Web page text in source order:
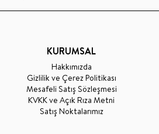
KURUMSAL
Hakkımızda
Gizlilik ve Çerez Politikası
Mesafeli Satış Sözleşmesi
KVKK ve Açık Rıza Metni
Satış Noktalarımız